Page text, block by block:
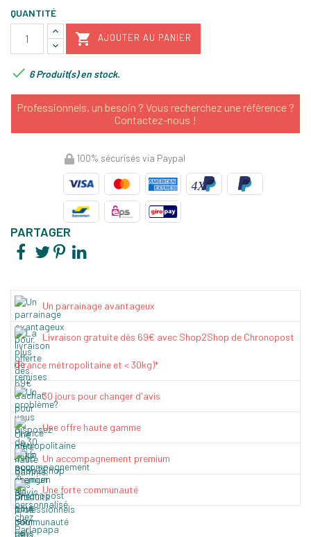
QUANTITÉ
 AJOUTER AU PANIER
 6 Produit(s) en stock.
Professionnels, un besoin ? Vous recherchez une référence ?
Contactez-nous !
100% sécurisés via Paypal
PARTAGER
Un parrainage avantageux
Livraison gratuite dès 69€ avec Shop2Shop de Chronopost
(France métropolitaine et < 30kg)*
30 jours pour changer d'avis
Une offre haute gamme
Un accompagnement premium
Une forte communauté